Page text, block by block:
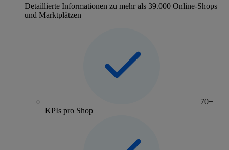
Detaillierte Informationen zu mehr als 39.000 Online-Shops
und Marktplätzen
70+
KPIs pro Shop